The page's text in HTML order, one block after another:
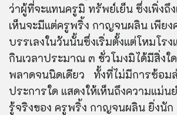
ว่าผู้ที่จะแทนครูมิ ทรัพย์เย็น ซึ่งเพิ่งถึ
เห็นจะมีแต่ครูพริ้ง กาญจนผลิน เพีย
บรรเลงในวันนั้นซึ่งเริ่มตั้งแต่โหมโร
กินเวลาประมาณ ๓ ชั่วโมงมิได้มีสิ่งใ
พลาดจนนิดเดียว ทั้งที่ไม่มีการซ้อม
ประการใด แสดงให้เห็นถึงความแม่น
รู้จริงของ ครูพริ้ง กาญจนผลิน ยิ่งนั